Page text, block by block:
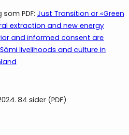
PDF: Just Transition or «Green
extraction and new energy
and informed consent are
livelihoods and culture in
84 sider (PDF)